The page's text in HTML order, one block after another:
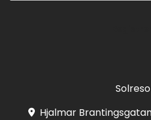
Hjalmar